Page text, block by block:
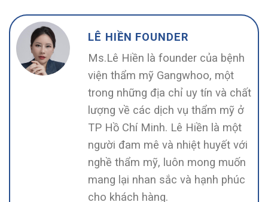
LÊ HIỀN FOUNDER
Ms.Lê Hiền là founder của bệnh
viện thẩm mỹ Gangwhoo, một
trong những địa chỉ uy tín và chất
lượng về các dịch vụ thẩm mỹ ở
TP Hồ Chí Minh. Lê Hiền là một
người đam mê và nhiệt huyết với
nghề thẩm mỹ, luôn mong muốn
mang lại nhan sắc và hạnh phúc
cho khách hàng.